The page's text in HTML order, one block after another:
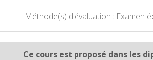
Méthode(s) d'évaluation : Examen
Ce cours est proposé dans les